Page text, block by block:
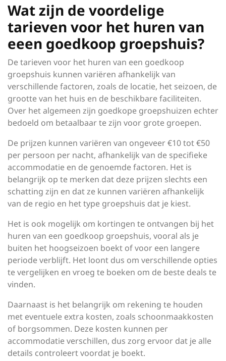
Wat zijn de voordelige
tarieven voor het huren van
eeen goedkoop groepshuis?
De tarieven voor het huren van een goedkoop
groepshuis kunnen variëren afhankelijk van
verschillende factoren, zoals de locatie, het seizoen, de
grootte van het huis en de beschikbare faciliteiten.
Over het algemeen zijn goedkope groepshuizen echter
bedoeld om betaalbaar te zijn voor grote groepen.
De prijzen kunnen variëren van ongeveer €10 tot €50
per persoon per nacht, afhankelijk van de specifieke
accommodatie en de genoemde factoren. Het is
belangrijk op te merken dat deze prijzen slechts een
schatting zijn en dat ze kunnen variëren afhankelijk
van de regio en het type groepshuis dat je kiest.
Het is ook mogelijk om kortingen te ontvangen bij het
huren van een goedkoop groepshuis, vooral als je
buiten het hoogseizoen boekt of voor een langere
periode verblijft. Het loont dus om verschillende opties
te vergelijken en vroeg te boeken om de beste deals te
vinden.
Daarnaast is het belangrijk om rekening te houden
met eventuele extra kosten, zoals schoonmaakkosten
of borgsommen. Deze kosten kunnen per
accommodatie verschillen, dus zorg ervoor dat je alle
details controleert voordat je boekt.